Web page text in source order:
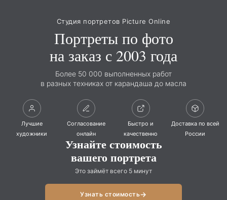
Студия портретов Picture Online
Портреты по фото
на заказ с 2003 года
Более 50 000 выполненных работ
в разных техниках от карандаша до масла
Лучшие
художники
Согласование
онлайн
Быстро и
качественно
Доставка по всей
России
Узнайте стоимость
вашего портрета
Это займёт всего 5 минут
Узнать стоимость→